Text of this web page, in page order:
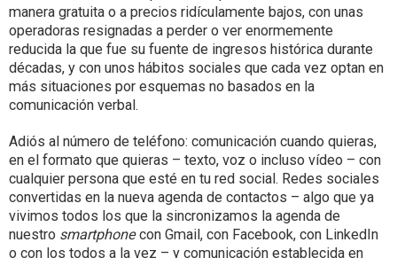
manera gratuita o a precios ridículamente bajos, con unas
operadoras resignadas a perder o ver enormemente
reducida la que fue su fuente de ingresos histórica durante
décadas, y con unos hábitos sociales que cada vez optan en
más situaciones por esquemas no basados en la
comunicación verbal.
Adiós al número de teléfono: comunicación cuando quieras,
en el formato que quieras – texto, voz o incluso vídeo – con
cualquier persona que esté en tu red social. Redes sociales
convertidas en la nueva agenda de contactos – algo que ya
vivimos todos los que la sincronizamos la agenda de
nuestro smartphonecon Gmail, con Facebook, con LinkedIn
o con los todos a la vez – y comunicación establecida en